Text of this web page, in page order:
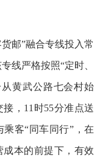
货邮”融合专线投入常
线严格按照“定时、
黄武公路七会村始
，11时55分准点送
客“同车同行”，在
本的前提下，有效